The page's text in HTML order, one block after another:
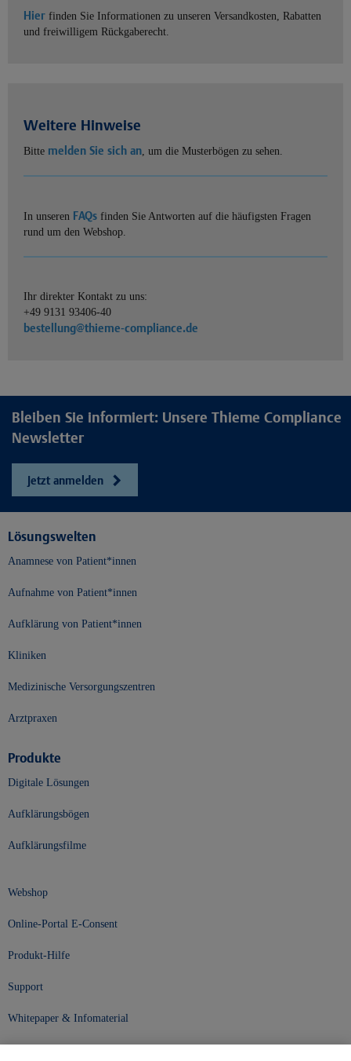
Hier finden Sie Informationen zu unseren Versandkosten, Rabatten
und freiwilligem Rückgaberecht.
Weitere Hinweise
Bitte melden Sie sich an, um die Musterbögen zu sehen.
In unseren FAQs finden Sie Antworten auf die häufigsten Fragen
rund um den Webshop.
Ihr direkter Kontakt zu uns:
+49 9131 93406-40
bestellung@thieme-compliance.de
Bleiben Sie informiert: Unsere Thieme Compliance
Newsletter
Jetzt anmelden
Lösungswelten
Anamnese von Patient*innen
Aufnahme von Patient*innen
Aufklärung von Patient*innen
Kliniken
Medizinische Versorgungszentren
Arztpraxen
Produkte
Digitale Lösungen
Aufklärungsbögen
Aufklärungsfilme
Webshop
Online-Portal E-Consent
Produkt-Hilfe
Support
Whitepaper & Infomaterial